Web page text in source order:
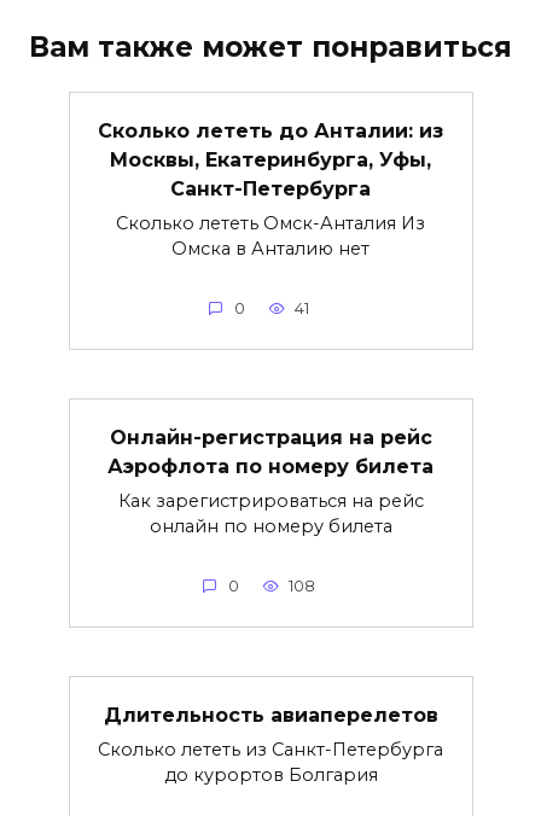
Вам также может понравиться
Сколько лететь до Анталии: из
Москвы, Екатеринбурга, Уфы,
Санкт-Петербурга
Сколько лететь Омск-Анталия Из
Омска в Анталию нет
0 41
Онлайн-регистрация на рейс
Аэрофлота по номеру билета
Как зарегистрироваться на рейс
онлайн по номеру билета
0 108
Длительность авиаперелетов
Сколько лететь из Санкт-Петербурга
до курортов Болгария